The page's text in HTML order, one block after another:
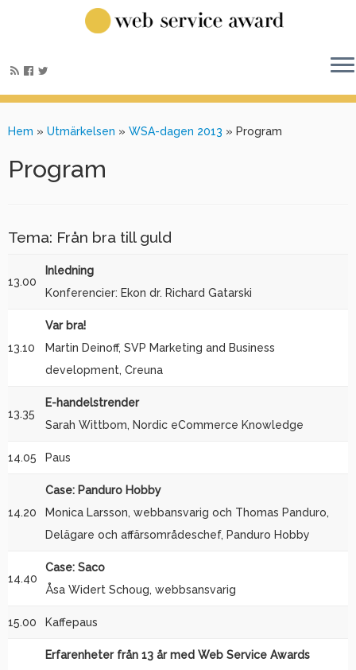
Hem » Utmärkelsen » WSA-dagen 2013 » Program
Program
Tema: Från bra till guld
13.00
Inledning
Konferencier: Ekon dr. Richard Gatarski
13.10
Var bra!
Martin Deinoff, SVP Marketing and Business
development, Creuna
13.35
E-handelstrender
Sarah Wittbom, Nordic eCommerce Knowledge
14.05 Paus
14.20
Case: Panduro Hobby
Monica Larsson, webbansvarig och Thomas Panduro,
Delägare och affärsområdeschef, Panduro Hobby
14.40
Case: Saco
Åsa Widert Schoug, webbsansvarig
15.00 Kaffepaus
Erfarenheter från 13 år med Web Service Awards